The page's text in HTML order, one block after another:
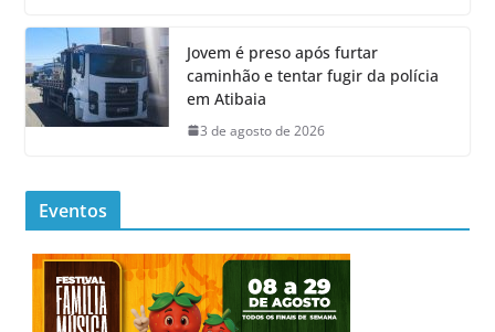
Jovem é preso após furtar
caminhão e tentar fugir da polícia
em Atibaia
3 de agosto de 2026
Eventos